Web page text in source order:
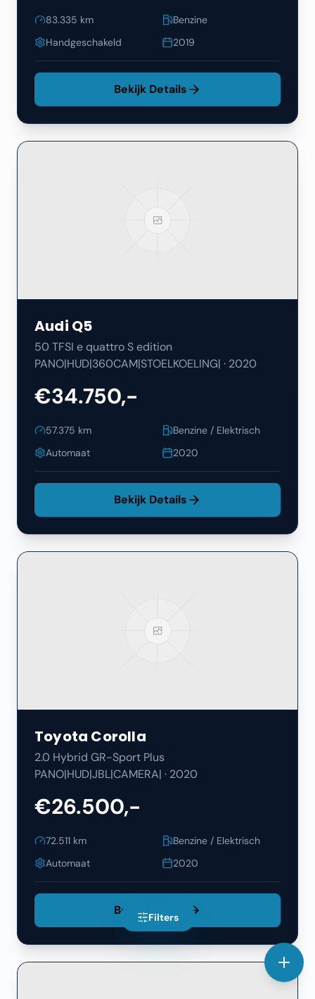
83.335 km
Benzine
Handgeschakeld
2019
Bekijk Details
Audi Q5
50 TFSI e quattro S edition
PANO|HUD|360CAM|STOELKOELING| · 2020
€34.750,-
57.375 km
Benzine / Elektrisch
Automaat
2020
Bekijk Details
Toyota Corolla
2.0 Hybrid GR-Sport Plus
PANO|HUD|JBL|CAMERA| · 2020
€26.500,-
72.511 km
Benzine / Elektrisch
Automaat
2020
Bekijk Details
Filters